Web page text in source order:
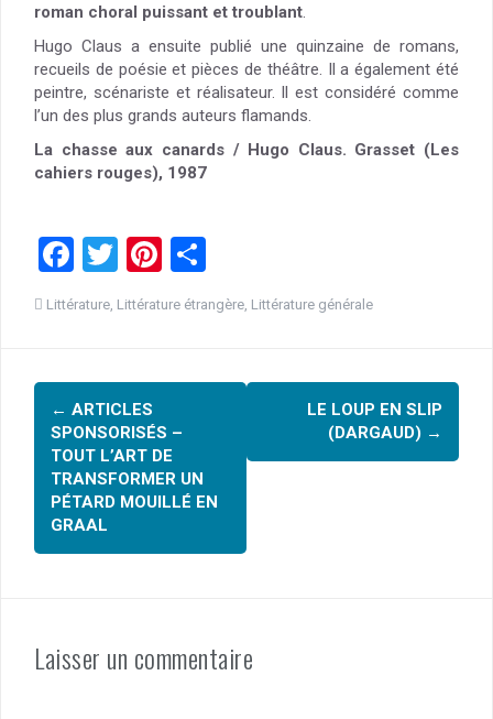
roman choral puissant et troublant.
Hugo Claus a ensuite publié une quinzaine de romans,
recueils de poésie et pièces de théâtre. Il a également été
peintre, scénariste et réalisateur. Il est considéré comme
l’un des plus grands auteurs flamands.
La chasse aux canards / Hugo Claus. Grasset (Les
cahiers rouges), 1987
F
a
o
o
k
T
wi
Pi
nt
t
ar
ta
er
Littérature, Littérature étrangère, Littérature générale
Navigation
d'article
← ARTICLES
SPONSORISÉS –
TOUT L’ART DE
TRANSFORMER UN
PÉTARD MOUILLÉ EN
GRAAL
LE LOUP EN SLIP
(DARGAUD) →
Laisser un commentaire